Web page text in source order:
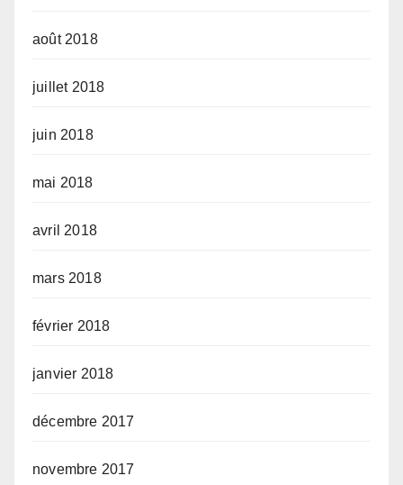
août 2018
juillet 2018
juin 2018
mai 2018
avril 2018
mars 2018
février 2018
janvier 2018
décembre 2017
novembre 2017